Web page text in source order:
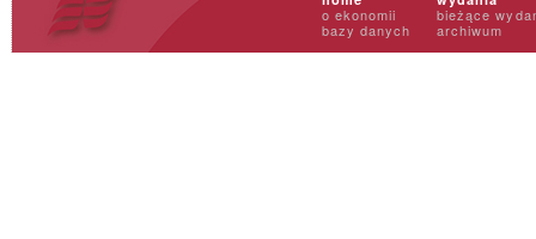
o ekonomii
bazy danych
bieżące
archiwum